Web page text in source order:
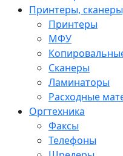
Принтеры,
Принтеры
МФУ
Сканеры
Ламинаторы
Расходные
Оргтехника
Факсы
Телефоны